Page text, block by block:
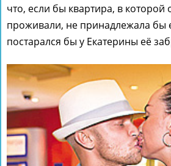
что, если бы квартира, в которой
проживали, не принадлежала бы
постарался бы у Екатерины её